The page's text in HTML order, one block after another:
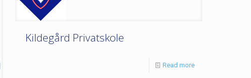
Kildegård Privatskole
Read more